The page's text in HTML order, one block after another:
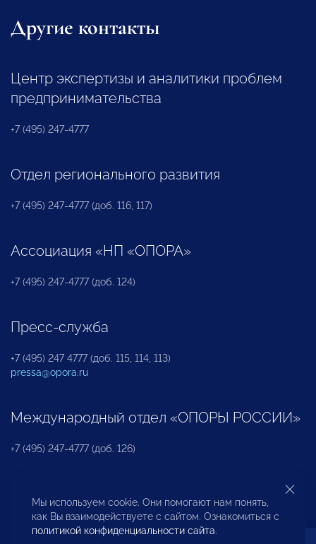
Другие контакты
Центр экспертизы и аналитики проблем
предпринимательства
+7 (495) 247-4777
Отдел регионального развития
+7 (495) 247-4777 (доб. 116, 117)
Ассоциация «НП «ОПОРА»
+7 (495) 247-4777 (доб. 124)
Пресс-служба
+7 (495) 247 4777 (доб. 115, 114, 113)
pressa@opora.ru
Международный отдел «ОПОРЫ РОССИИ»
+7 (495) 247-4777 (доб. 126)
Бюро по защите прав предпринимателей и
инвесторов
Мы используем cookie. Они помогают нам понять,
как Вы взаимодействуете с сайтом. Ознакомиться с
политикой конфиденциальности сайта.